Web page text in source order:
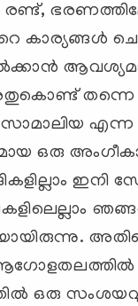
രണ്ട്,
കാര്യങ്ങള്‍
ഒരു
ഒരു